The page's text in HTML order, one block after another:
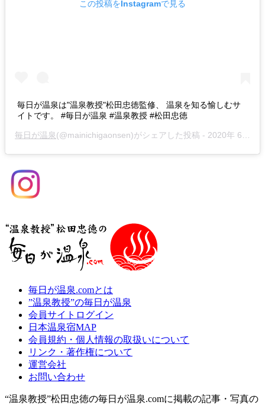
この投稿をInstagramで見る
毎日が温泉は"温泉教授"松田忠徳監修、 温泉を知る愉しむサ
イトです。 #毎日が温泉 #温泉教授 #松田忠徳
毎日が温泉(@mainichigaonsen)がシェアした投稿 - 2020年 6月月29日午前12時05分PDT
毎日が温泉.comとは
”温泉教授”の毎日が温泉
会員サイトログイン
日本温泉宿MAP
会員規約・個人情報の取扱いについて
リンク・著作権について
運営会社
お問い合わせ
“温泉教授”松田忠徳の毎日が温泉.comに掲載の記事・写真の